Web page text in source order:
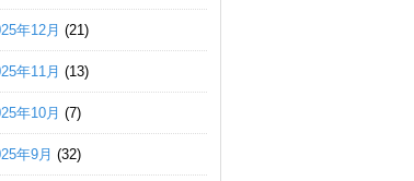
年12月 (21)
年11月 (13)
年10月 (7)
年9月 (32)